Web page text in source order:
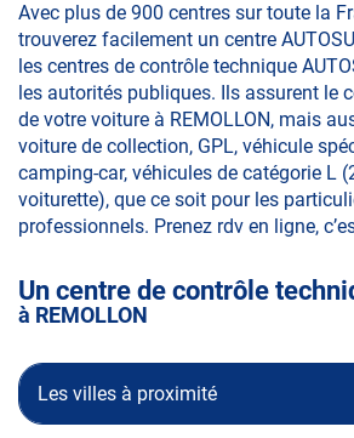
Avec plus de 900 centres sur toute la
trouverez facilement un centre
les centres de contrôle technique
les autorités publiques. Ils assurent le
de votre voiture à REMOLLON, mais
voiture de collection, GPL, véhicule
camping-car, véhicules de catégorie L
voiturette), que ce soit pour les
professionnels. Prenez rdv en ligne,
Un centre de contrôle
à REMOLLON
Les villes à proximité